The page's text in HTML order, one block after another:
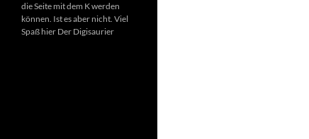
die Seite mit dem K werden
können. Ist es aber nicht. Viel
Spaß hier Der Digisaurier